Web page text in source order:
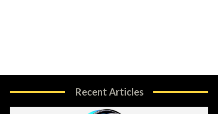
Recent Articles